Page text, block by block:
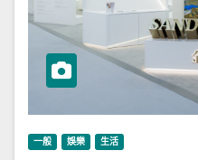
一般 娛樂 生活